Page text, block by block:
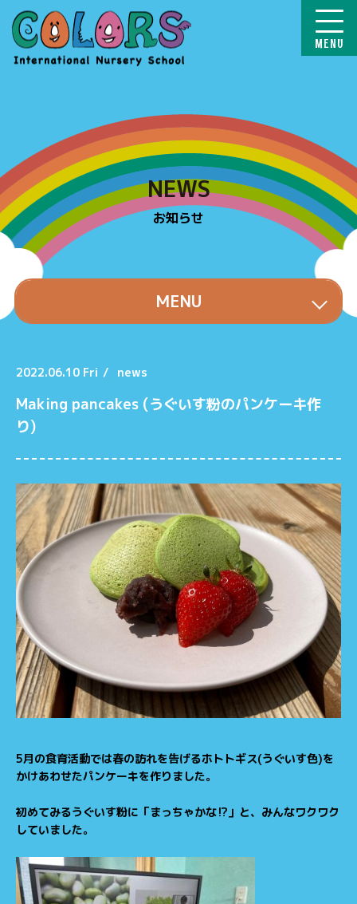
NEWS
お知らせ
MENU
2022.06.10 Fri / news
Making pancakes (うぐいす粉のパンケーキ作
り)
5月の食育活動では春の訪れを告げるホトトギス(うぐいす色)を
かけあわせたパンケーキを作りました。
初めてみるうぐいす粉に「まっちゃかな⁉」と、みんなワクワク
していました。